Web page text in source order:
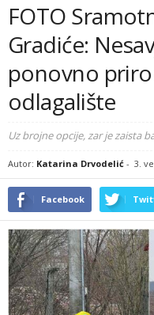
FOTO
Gradiće:
ponovno
odlagalište
Uz brojne opcije, zar je zaista
Autor: Katarina Drvodelić - 3.
Facebook